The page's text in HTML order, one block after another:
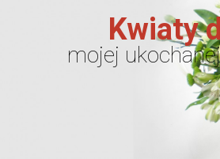
Kwiaty
mojej